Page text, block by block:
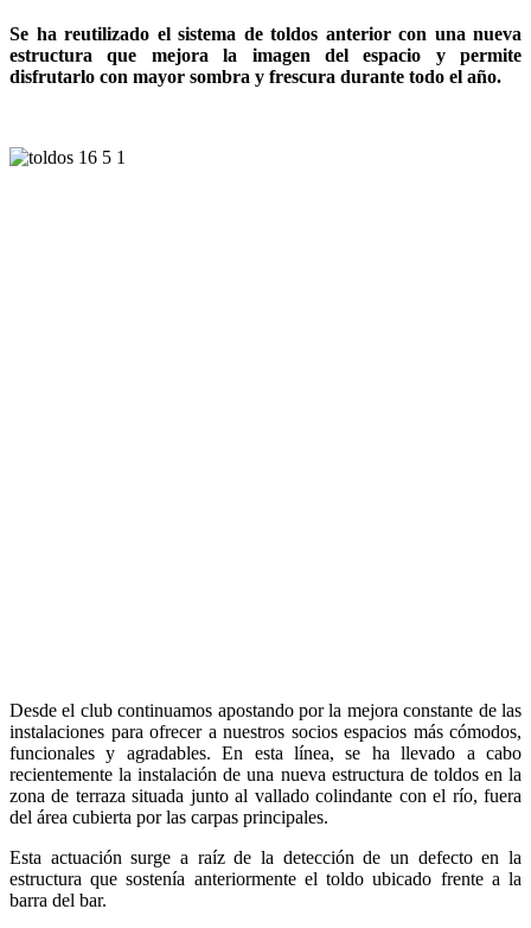
Se ha reutilizado el sistema de toldos anterior con una nueva
estructura que mejora la imagen del espacio y permite
disfrutarlo con mayor sombra y frescura durante todo el año.
Desde el club continuamos apostando por la mejora constante de las
instalaciones para ofrecer a nuestros socios espacios más cómodos,
funcionales y agradables. En esta línea, se ha llevado a cabo
recientemente la instalación de una nueva estructura de toldos en la
zona de terraza situada junto al vallado colindante con el río, fuera
del área cubierta por las carpas principales.
Esta actuación surge a raíz de la detección de un defecto en la
estructura que sostenía anteriormente el toldo ubicado frente a la
barra del bar.